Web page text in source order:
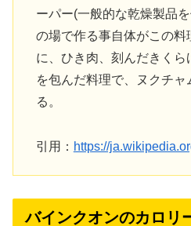
ーパー(一般的な乾燥製品
の場で作る事自体がこの料
に、ひき肉、刻んだきく
を包んだ料理で、ヌクチ
る。
引用： https://
バインクオンのカロリ